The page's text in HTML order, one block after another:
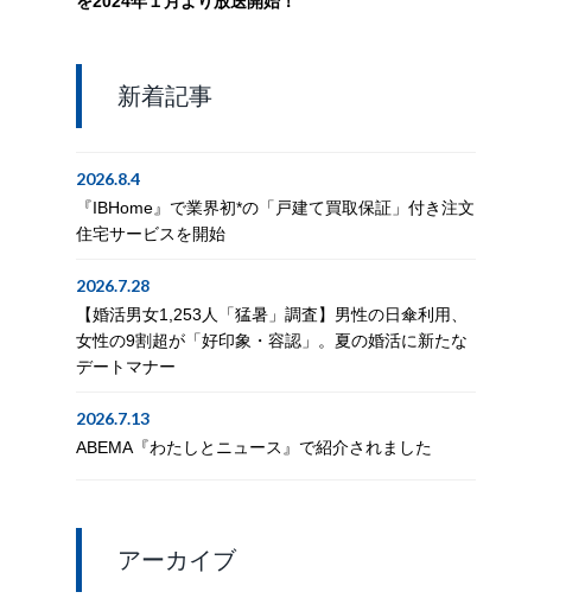
新着記事
2026.8.4
『IBHome』で業界初*の「戸建て買取保証」付き注文
住宅サービスを開始
2026.7.28
【婚活男女1,253人「猛暑」調査】男性の日傘利用、
女性の9割超が「好印象・容認」。夏の婚活に新たな
デートマナー
2026.7.13
ABEMA『わたしとニュース』で紹介されました
アーカイブ